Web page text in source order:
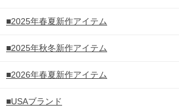
■2025年春夏新作アイテム
■2025年秋冬新作アイテム
■2026年春夏新作アイテム
■USAブランド